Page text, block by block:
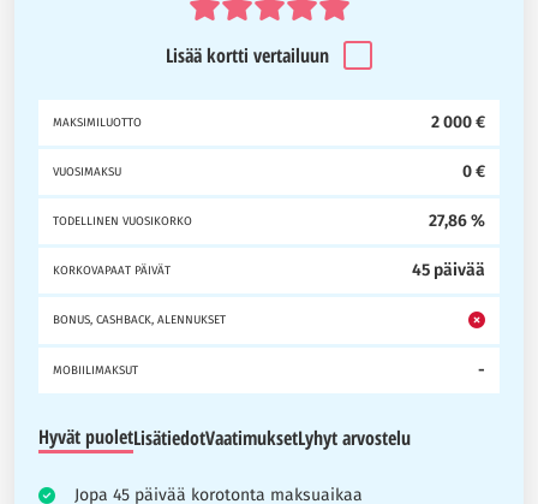
Lisää kortti vertailuun
MAKSIMILUOTTO 2 000 €
VUOSIMAKSU 0 €
TODELLINEN VUOSIKORKO 27,86 %
KORKOVAPAAT PÄIVÄT 45 päivää
BONUS, CASHBACK, ALENNUKSET
MOBIILIMAKSUT -
Hyvät puoletLisätiedotVaatimuksetLyhyt arvostelu
Jopa 45 päivää korotonta maksuaikaa